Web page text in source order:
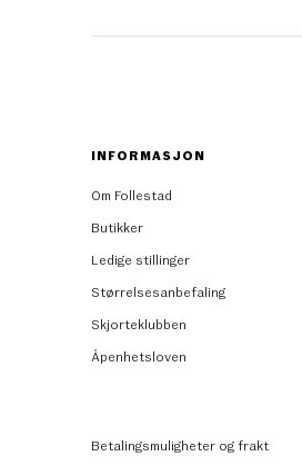
INFORMASJON
Om Follestad
Butikker
Ledige stillinger
Størrelsesanbefaling
Skjorteklubben
Åpenhetsloven
Betalingsmuligheter og frakt